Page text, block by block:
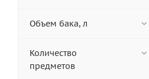
Объем бака, л
Количество
предметов